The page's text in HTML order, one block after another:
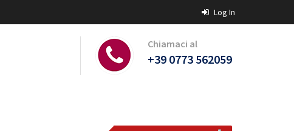
Log In
Chiamaci al
+39 0773 562059